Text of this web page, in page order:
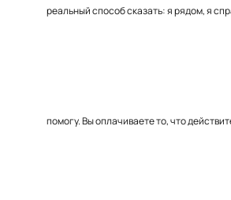
реальный способ сказать: я рядом, я
помогу. Вы оплачиваете то, что